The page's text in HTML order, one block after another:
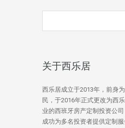
关于西乐居
西乐居成立于2013年，前身
民，于2016年正式更改为西
业的西班牙房产定制投资公
成功为多名投资者提供定制